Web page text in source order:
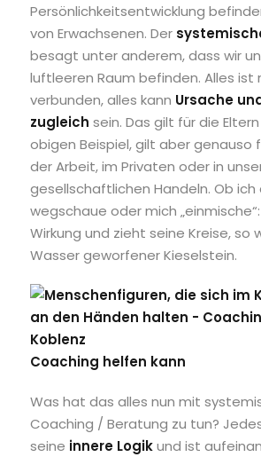
Persönlichkeitsentwicklung
von Erwachsenen. Der
besagt unter anderem, dass wir
luftleeren Raum befinden. Alles ist
verbunden, alles kann Ursache
zugleich sein. Das gilt für die
obigen Beispiel, gilt aber genauso
der Arbeit, im Privaten oder in
gesellschaftlichen Handeln. Ob ich
wegschaue oder mich
Wirkung und zieht seine Kreise, so
Wasser geworfener Kieselstein.
Coaching helfen kann
Was hat das alles nun mit
Coaching / Beratung zu tun?
seine innere Logikund ist